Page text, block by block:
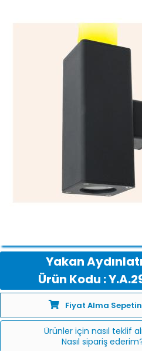
Yakan
Ürün Kodu :
Fiyat Alma
Ürünler için nasıl teklif
Nasıl sipariş